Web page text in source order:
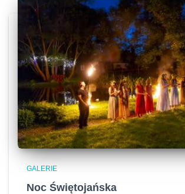
GALERIE
Noc Świętojańska